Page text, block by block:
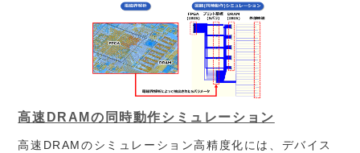
高速DRAMの同時動作シミュレーション
高速DRAMのシミュレーション高精度化には、デバイス